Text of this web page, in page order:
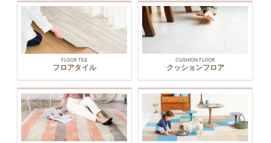
FLOOR TILE
フロアタイル
CUSHION FLOOR
クッションフロア